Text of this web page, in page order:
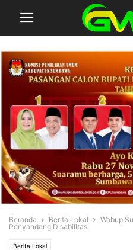
Beranda Berita Lokal
Wabup
Penyandang Disabilitas
Berita Lokal